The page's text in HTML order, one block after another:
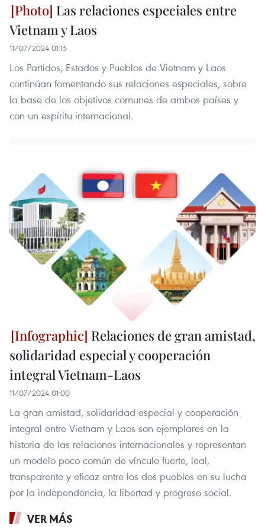
Las relaciones especiales entre
Vietnam y Laos
11/07/2024 01:15
Los Partidos, Estados y Pueblos de Vietnam y Laos
continúan fomentando sus relaciones especiales, sobre
la base de los objetivos comunes de ambos países y
con un espíritu internacional.
Relaciones de gran amistad,
solidaridad especial y cooperación
integral Vietnam-Laos
11/07/2024 01:00
La gran amistad, solidaridad especial y cooperación
integral entre Vietnam y Laos son ejemplares en la
historia de las relaciones internacionales y representan
un modelo poco común de vínculo fuerte, leal,
transparente y eficaz entre los dos pueblos en su lucha
por la independencia, la libertad y progreso social.
VER MÁS